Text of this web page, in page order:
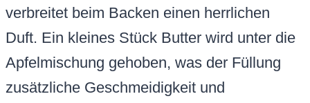
verbreitet beim Backen einen herrlichen
Duft. Ein kleines Stück Butter wird unter die
Apfelmischung gehoben, was der Füllung
zusätzliche Geschmeidigkeit und